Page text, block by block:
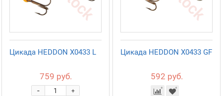
Цикада HEDDON X0433 L
759 руб.
+
-
Цикада HEDDON X0433 GF
592 руб.